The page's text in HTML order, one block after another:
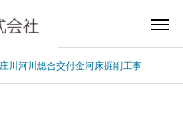
川河川総合交付金河床掘削工事